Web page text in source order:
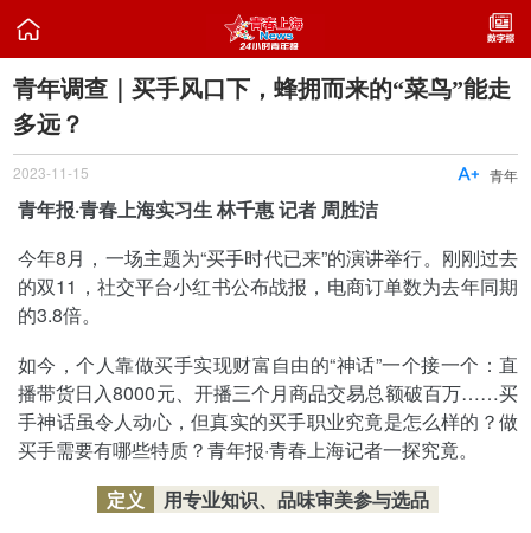

青年调查｜买手风口下，蜂拥而来的“菜鸟”能走
多远？
2023-11-15 青年

青年报·青春上海实习生 林千惠 记者 周胜洁
今年8月，一场主题为“买手时代已来”的演讲举行。刚刚过去
的双11，社交平台小红书公布战报，电商订单数为去年同期
的3.8倍。
如今，个人靠做买手实现财富自由的“神话”一个接一个：直
播带货日入8000元、开播三个月商品交易总额破百万……买
手神话虽令人动心，但真实的买手职业究竟是怎么样的？做
买手需要有哪些特质？青年报·青春上海记者一探究竟。
定义
用专业知识、品味审美参与选品